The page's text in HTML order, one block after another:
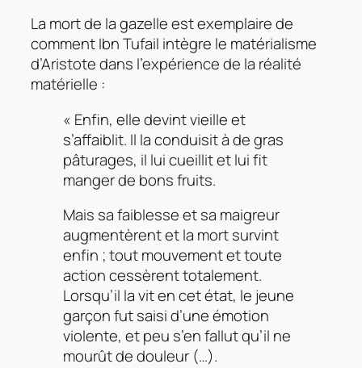
La mort de la gazelle est exemplaire de
comment Ibn Tufail intègre le matérialisme
d’Aristote dans l’expérience de la réalité
matérielle :
« Enfin, elle devint vieille et
s’affaiblit. Il la conduisit à de gras
pâturages, il lui cueillit et lui fit
manger de bons fruits.
Mais sa faiblesse et sa maigreur
augmentèrent et la mort survint
enfin ; tout mouvement et toute
action cessèrent totalement.
Lorsqu’il la vit en cet état, le jeune
garçon fut saisi d’une émotion
violente, et peu s’en fallut qu’il ne
mourût de douleur (…).